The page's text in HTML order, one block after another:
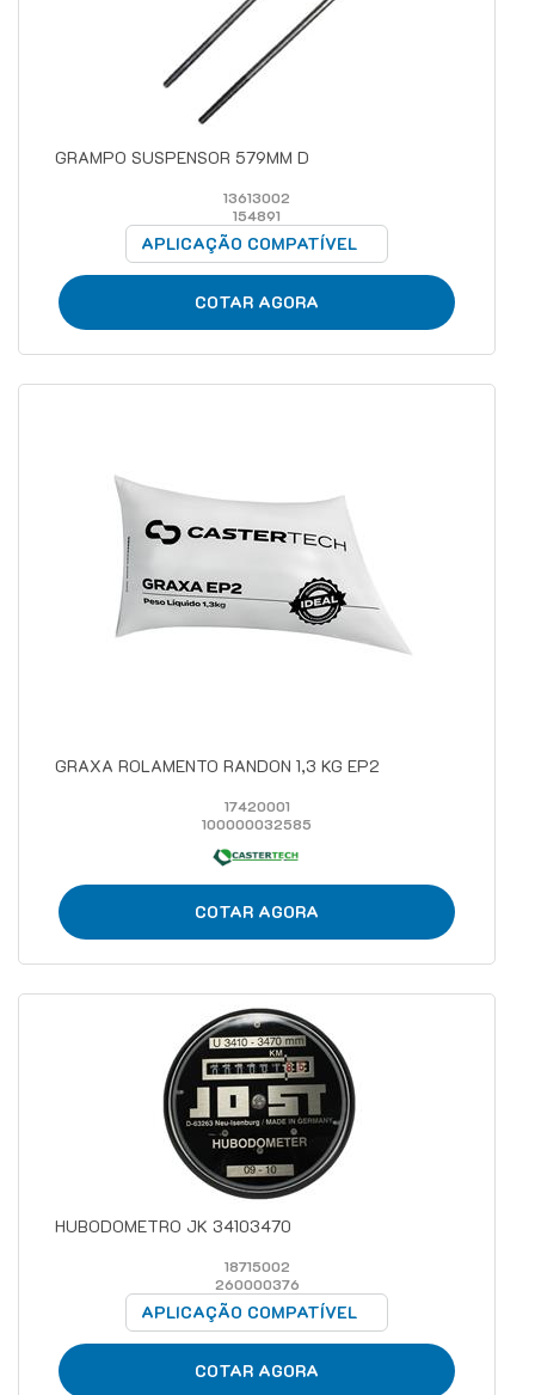
GRAMPO SUSPENSOR 579MM D
13613002
154891
APLICAÇÃO COMPATÍVEL
COTAR AGORA
GRAXA ROLAMENTO RANDON 1,3 KG EP2
17420001
100000032585
COTAR AGORA
HUBODOMETRO JK 34103470
18715002
260000376
APLICAÇÃO COMPATÍVEL
COTAR AGORA